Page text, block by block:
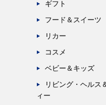
ギフト
フード＆スイーツ
リカー
コスメ
ベビー＆キッズ
リビング・ヘルス
ィー